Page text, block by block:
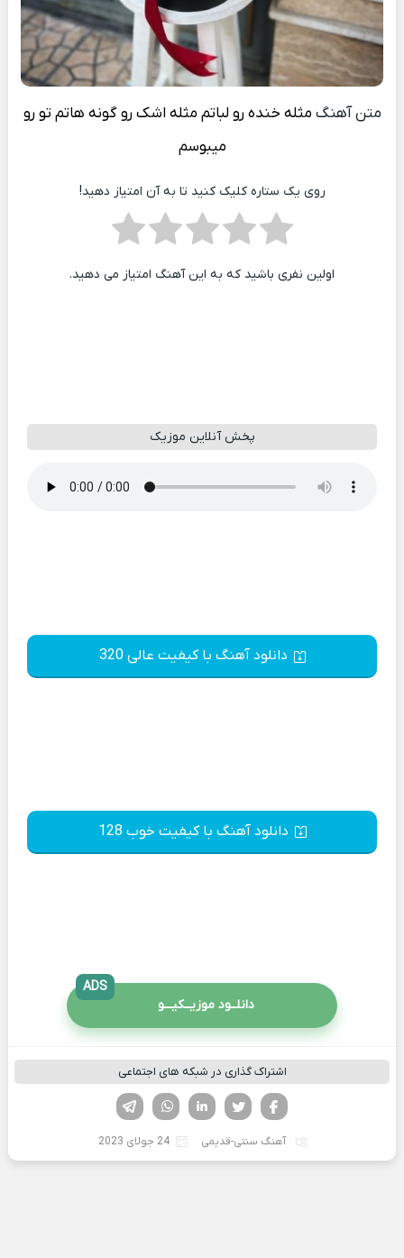
متن آهنگ مثله خنده رو لباتم مثله اشک رو گونه هاتم تو رو
ميبوسم
روی یک ستاره کلیک کنید تا به آن امتیاز دهید!
اولین نفری باشید که به این آهنگ امتیاز می دهید.
پخش آنلاین موزیک
دانلود آهنگ با کیفیت عالی 320
دانلود آهنگ با کیفیت خوب 128
دانلــود موزیــکیـــو
ADS
اشتراک گذاری در شبکه های اجتماعی
لینکدین تویتر
فیسوک
آهنگ سنتی-قدیمی 24 جولای 2023